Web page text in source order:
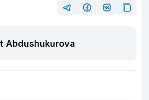
Abdushukurova